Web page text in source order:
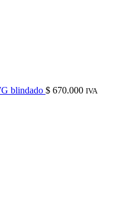
blindado $ 670.000 IVA